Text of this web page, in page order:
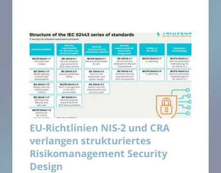
EU-Richtlinien NIS-2 und CRA
verlangen strukturiertes
Risikomanagement Security
Design